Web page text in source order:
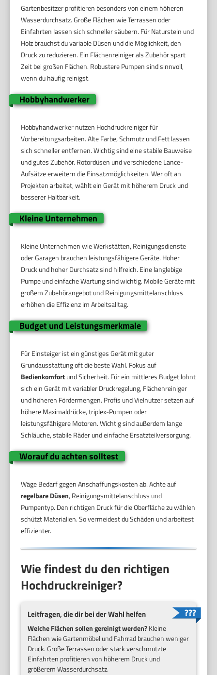
Gartenbesitzer profitieren besonders von einem höheren
Wasserdurchsatz. Große Flächen wie Terrassen oder
Einfahrten lassen sich schneller säubern. Für Naturstein und
Holz brauchst du variable Düsen und die Möglichkeit, den
Druck zu reduzieren. Ein Flächenreiniger als Zubehör spart
Zeit bei großen Flächen. Robustere Pumpen sind sinnvoll,
wenn du häufig reinigst.
Hobbyhandwerker
Hobbyhandwerker nutzen Hochdruckreiniger für
Vorbereitungsarbeiten. Alte Farbe, Schmutz und Fett lassen
sich schneller entfernen. Wichtig sind eine stabile Bauweise
und gutes Zubehör. Rotordüsen und verschiedene Lance-
Aufsätze erweitern die Einsatzmöglichkeiten. Wer oft an
Projekten arbeitet, wählt ein Gerät mit höherem Druck und
besserer Haltbarkeit.
Kleine Unternehmen
Kleine Unternehmen wie Werkstätten, Reinigungsdienste
oder Garagen brauchen leistungsfähigere Geräte. Hoher
Druck und hoher Durchsatz sind hilfreich. Eine langlebige
Pumpe und einfache Wartung sind wichtig. Mobile Geräte mit
großem Zubehörangebot und Reinigungsmittelanschluss
erhöhen die Effizienz im Arbeitsalltag.
Budget und Leistungsmerkmale
Für Einsteiger ist ein günstiges Gerät mit guter
Grundausstattung oft die beste Wahl. Fokus auf
Bedienkomfortund Sicherheit. Für ein mittleres Budget lohnt
sich ein Gerät mit variabler Druckregelung, Flächenreiniger
und höheren Fördermengen. Profis und Vielnutzer setzen auf
höhere Maximaldrücke, triplex-Pumpen oder
leistungsfähigere Motoren. Wichtig sind außerdem lange
Schläuche, stabile Räder und einfache Ersatzteilversorgung.
Worauf du achten solltest
Wäge Bedarf gegen Anschaffungskosten ab. Achte auf
regelbare Düsen, Reinigungsmittelanschluss und
Pumpentyp. Den richtigen Druck für die Oberfläche zu wählen
schützt Materialien. So vermeidest du Schäden und arbeitest
effizienter.
Wie findest du den richtigen
Hochdruckreiniger?
Leitfragen, die dir bei der Wahl helfen
Welche Flächen sollen gereinigt werden?Kleine
Flächen wie Gartenmöbel und Fahrrad brauchen weniger
Druck. Große Terrassen oder stark verschmutzte
Einfahrten profitieren von höherem Druck und
größerem Wasserdurchsatz.